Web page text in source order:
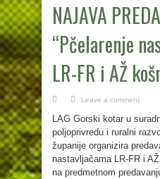
NAJAVA
“Pčelarenje
LR-FR i AŽ
Leave a comment
LAG Gorski kotar u
poljoprivredu i ruralni
županije organizira
nastavljačama LR-FR i
na predmetnom